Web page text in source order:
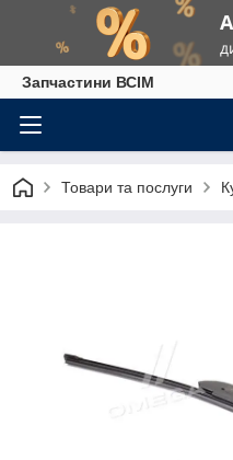
Запчастини ВСІМ
Товари та послуги